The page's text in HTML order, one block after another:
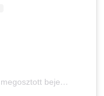
bejegyzés